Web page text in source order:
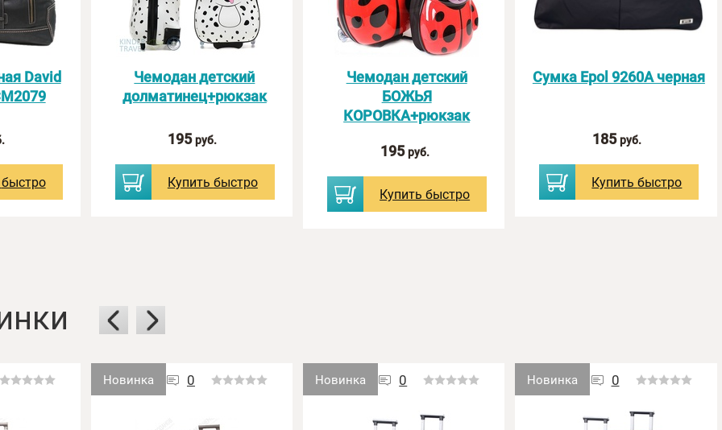
картинки:
David
быстро
Чемодан детский
долматинец+рюкзак
195 руб.
Купить быстро
Чемодан детский
БОЖЬЯ
КОРОВКА+рюкзак
195 руб.
Купитьбыстро
Сумка Epol 9260А черная
185 руб.
Купитьбыстро
0
Новинка 0
Новинка 0
Новинка